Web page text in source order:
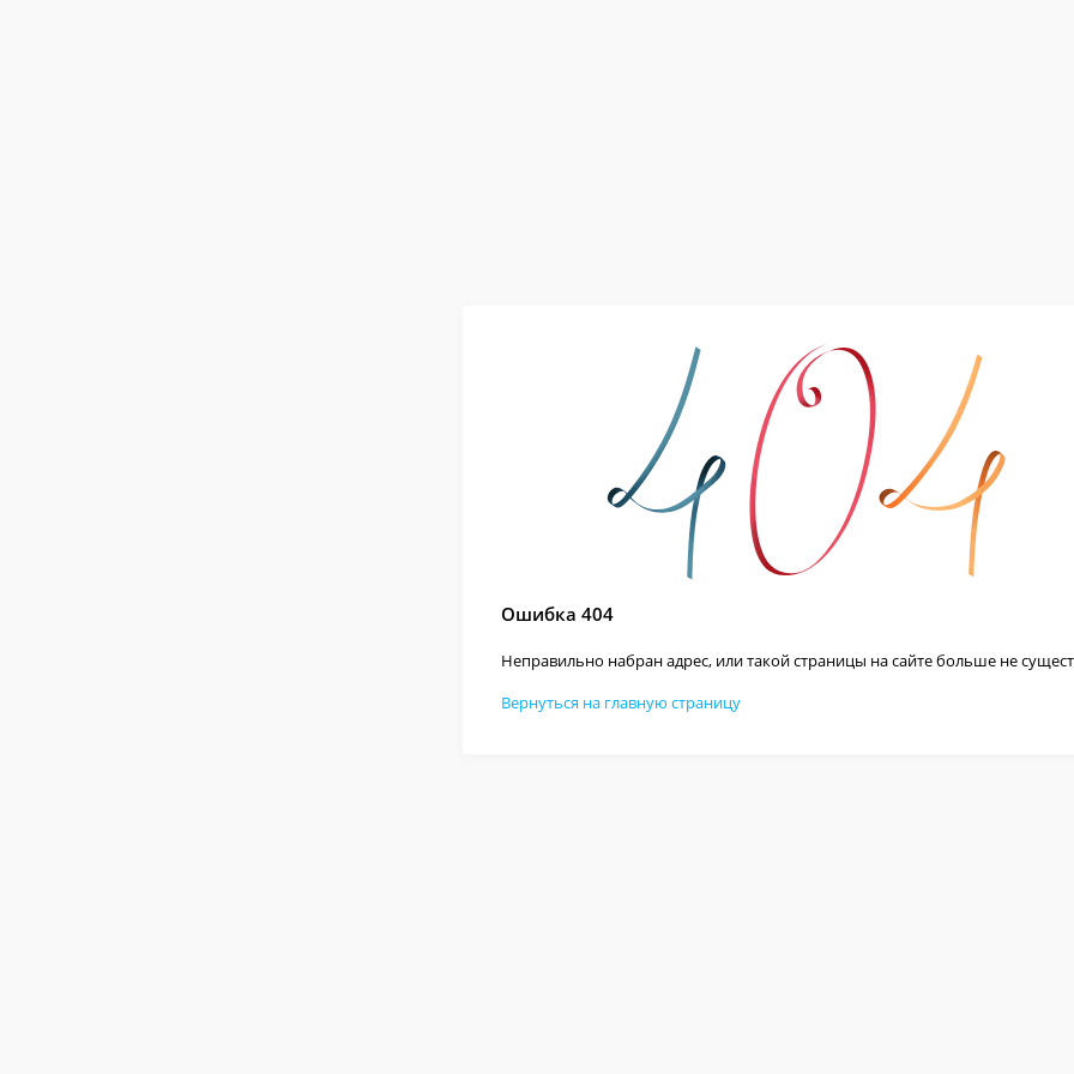
Ошибка 404
Неправильно набран адрес, или такой страницы на сайте больше не
Вернуться на главную страницу